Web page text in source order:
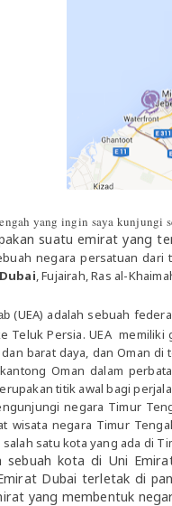
yang ingin saya kunjungi
suatu emirat yang
negara persatuan dari
Dubai , Fujairah, Ras al-
(UEA) adalah sebuah
Teluk Persia. UEA
barat daya, dan Oman
Oman dalam
titik awal bagi
negara Timur
wisata negara Timur
satu kota yang ada di
sebuah kota di Uni
Dubai terletak di
yang membentuk